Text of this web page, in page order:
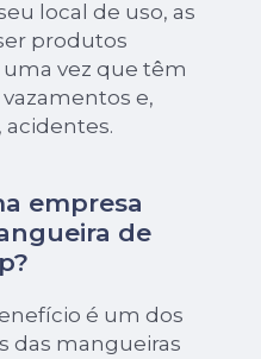
local de uso, as
produtos
vez que têm
e,
empresa
de
é um dos
das mangueiras